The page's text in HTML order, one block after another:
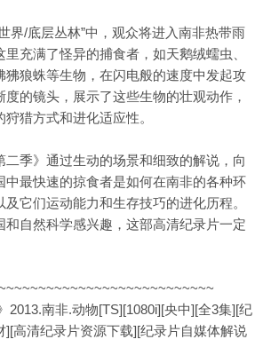
界/底层丛林”中，观众将进入南非热带雨
充满了怪异的捕食者，如天鹅绒蠕虫、
狒狼蛛等生物，在闪电般的速度中发起攻
的镜头，展示了这些生物的壮观动作，
猎方式和进化适应性。
二季》通过生动的场景和细致的解说，向
中最快速的掠食者是如何在南非的各种环
它们运动能力和生存技巧的进化历程。
和自然科学感兴趣，这部高清纪录片一定
2013.南非.动物[TS][1080i][央中][全3集][纪
][高清纪录片资源下载][纪录片自媒体解说